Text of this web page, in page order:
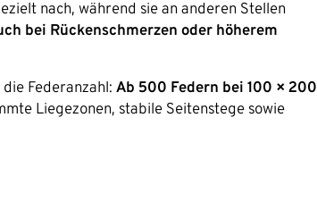
nach, während sie an anderen Stellen
bei Rückenschmerzen oder höherem
Federanzahl: Ab 500 Federn bei 100 × 200
Liegezonen, stabile Seitenstege sowie